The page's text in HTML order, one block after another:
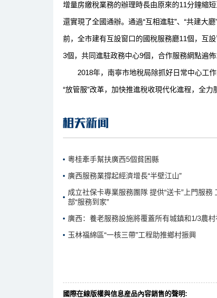
增量房繳稅業務的辦理時長由原來的11分鐘縮
還實現了全國通辦。通過“互相進駐”、“共建大
前，全市建有互設窗口的國稅服務廳11個，互
3個，共同進駐政務中心9個，合作服務網點遍
2018年，南寧市地稅局除抓好日常中心工作
“放管服”改革，加快推進稅收現代化進程，全
粵桂牽手幫扶廣西5個貧困縣
廣西服務業撐起經濟增長“半壁江山”
成立社保卡專業服務團隊 提供“送卡”上門服務
部“服務到家”
廣西：養老服務設施將覆蓋所有城鎮和1/3農
玉林福綿區“一核三帶”工程助推鄉村振興
國際在線版權與信息産品內容銷售的聲明: